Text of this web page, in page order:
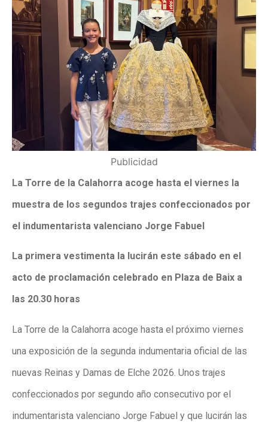
Publicidad
La Torre de la Calahorra acoge hasta el viernes la
muestra de los segundos trajes confeccionados por
el indumentarista valenciano Jorge Fabuel
La primera vestimenta la lucirán este sábado en el
acto de proclamación celebrado en Plaza de Baix a
las 20.30 horas
La Torre de la Calahorra acoge hasta el próximo viernes
una exposición de la segunda indumentaria oficial de las
nuevas Reinas y Damas de Elche 2026. Unos trajes
confeccionados por segundo año consecutivo por el
indumentarista valenciano Jorge Fabuel y que lucirán las